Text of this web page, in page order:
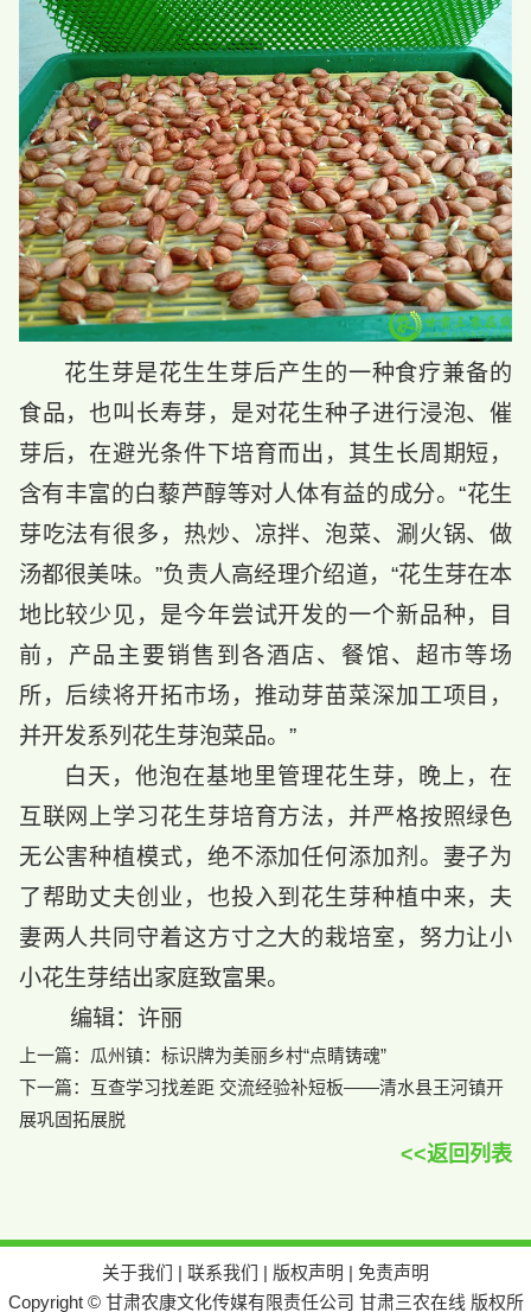
花生芽是花生生芽后产生的一种食疗兼备的
食品，也叫长寿芽，是对花生种子进行浸泡、催
芽后，在避光条件下培育而出，其生长周期短，
含有丰富的白藜芦醇等对人体有益的成分。“花生
芽吃法有很多，热炒、凉拌、泡菜、涮火锅、做
汤都很美味。”负责人高经理介绍道，“花生芽在本
地比较少见，是今年尝试开发的一个新品种，目
前，产品主要销售到各酒店、餐馆、超市等场
所，后续将开拓市场，推动芽苗菜深加工项目，
并开发系列花生芽泡菜品。”
白天，他泡在基地里管理花生芽，晚上，在
互联网上学习花生芽培育方法，并严格按照绿色
无公害种植模式，绝不添加任何添加剂。妻子为
了帮助丈夫创业，也投入到花生芽种植中来，夫
妻两人共同守着这方寸之大的栽培室，努力让小
小花生芽结出家庭致富果。
编辑：许丽
上一篇： 瓜州镇：标识牌为美丽乡村“点睛铸魂”
下一篇： 互查学习找差距 交流经验补短板——清水县王河镇开
展巩固拓展脱
<<返回列表
关于我们 | 联系我们 | 版权声明 | 免责声明
Copyright © 甘肃农康文化传媒有限责任公司 甘肃三农在线 版权所